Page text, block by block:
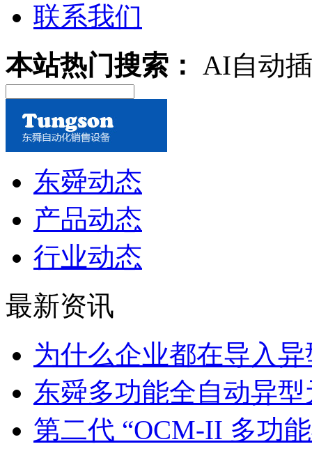
联系我们
本站热门搜索：
AI自动
东舜动态
产品动态
行业动态
最新资讯
为什么企业都在导入
东舜多功能全自动异
第二代 “OCM-II 多功